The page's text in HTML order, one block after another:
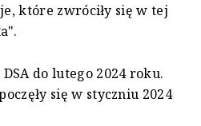
które zwróciły się w tej
do lutego 2024 roku.
się w styczniu 2024